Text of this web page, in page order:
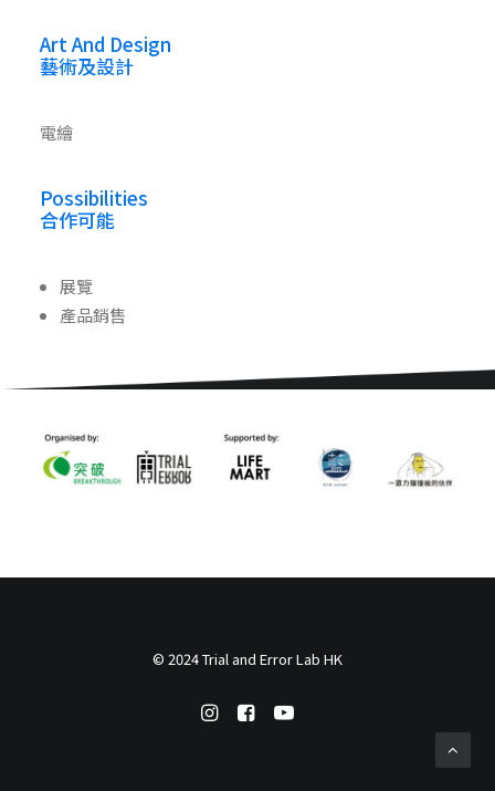
Art And Design
藝術及設計
電繪
Possibilities
合作可能
展覽
產品銷售
© 2024 Trial and Error Lab HK